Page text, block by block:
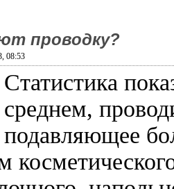
проводку?
08:53
Статистика
среднем,
подавляющее